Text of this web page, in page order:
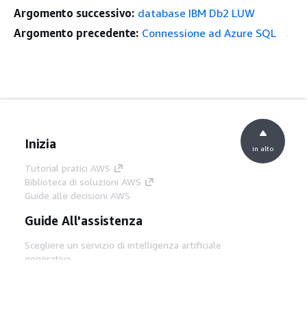
Argomento successivo: database IBM Db2 LUW
Argomento precedente: Connessione ad Azure SQL
Inizia
Tutorial pratici AWS
Biblioteca di soluzioni AWS
Guide alle decisioni AWS
Guide All'assistenza
Scegliere un servizio di intelligenza artificiale
generativa
in alto